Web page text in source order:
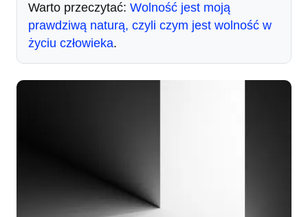
Warto przeczytać: Wolność jest moją
prawdziwą naturą, czyli czym jest wolność w
życiu człowieka.